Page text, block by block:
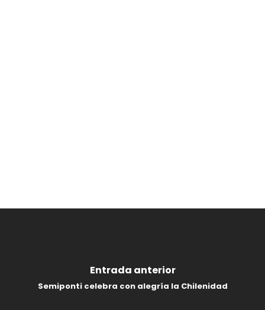
Entrada anterior
Semiponti celebra con alegría la Chilenidad